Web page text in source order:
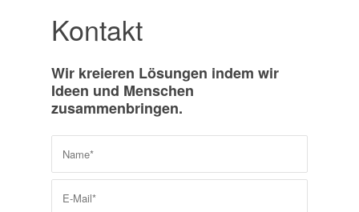
Kontakt
Wir kreieren Lösungen indem wir
Ideen und Menschen
zusammenbringen.